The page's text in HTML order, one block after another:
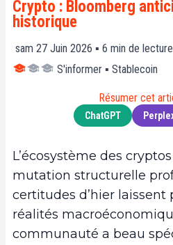
Crypto : Bloomberg
historique
sam 27 Juin 2026 ▪ 6 min de
S'informer ▪ Stablecoin
Résumer cet
ChatGPT
L’écosystème des
mutation structurelle
certitudes d’hier laissent
réalités
communauté a beau